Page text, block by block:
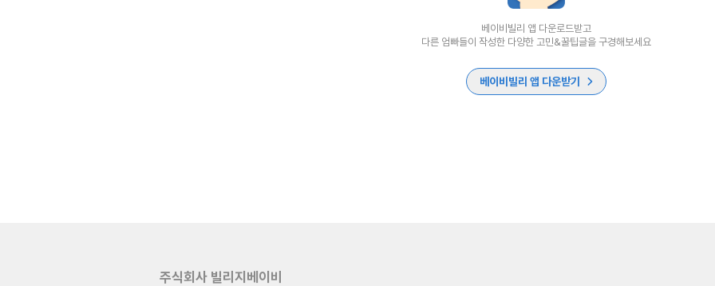
베이비빌리 앱 다운로드받고
다른 엄빠들이 작성한 다양한 고민&꿀팁글을 구경해보세요
베이비빌리 앱 다운받기
주식회사 빌리지베이비